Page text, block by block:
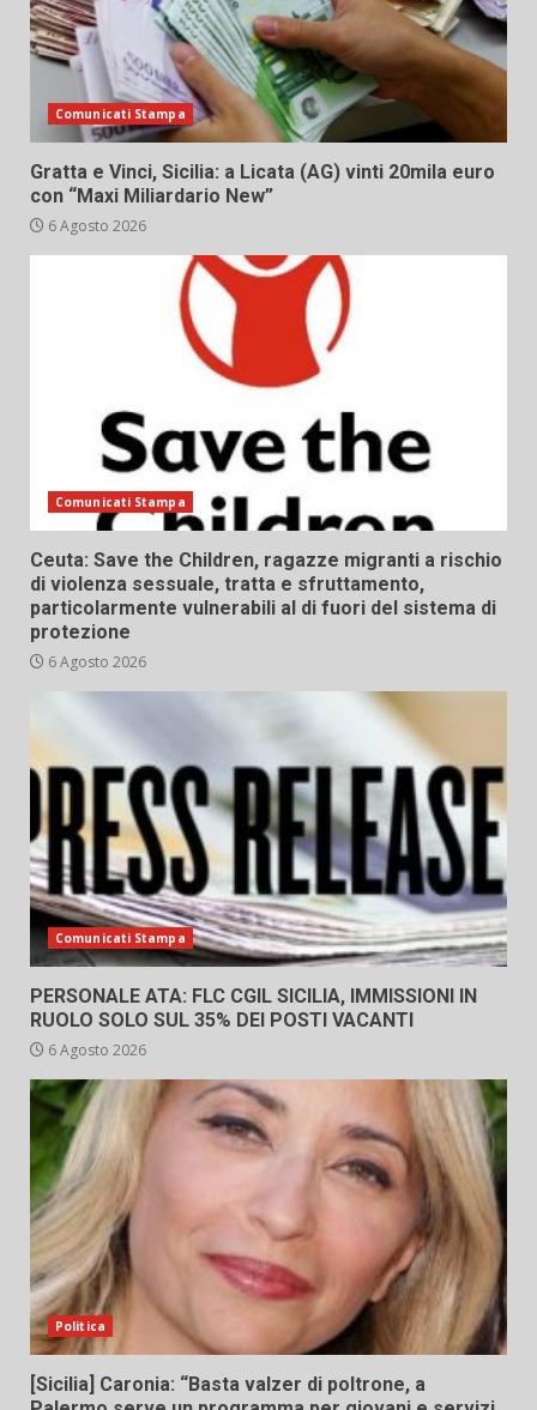
Comunicati Stampa
Gratta e Vinci, Sicilia: a Licata (AG) vinti 20mila euro
con “Maxi Miliardario New”
6 Agosto 2026
Comunicati Stampa
Ceuta: Save the Children, ragazze migranti a rischio
di violenza sessuale, tratta e sfruttamento,
particolarmente vulnerabili al di fuori del sistema di
protezione
6 Agosto 2026
Comunicati Stampa
PERSONALE ATA: FLC CGIL SICILIA, IMMISSIONI IN
RUOLO SOLO SUL 35% DEI POSTI VACANTI
6 Agosto 2026
Politica
[Sicilia] Caronia: “Basta valzer di poltrone, a